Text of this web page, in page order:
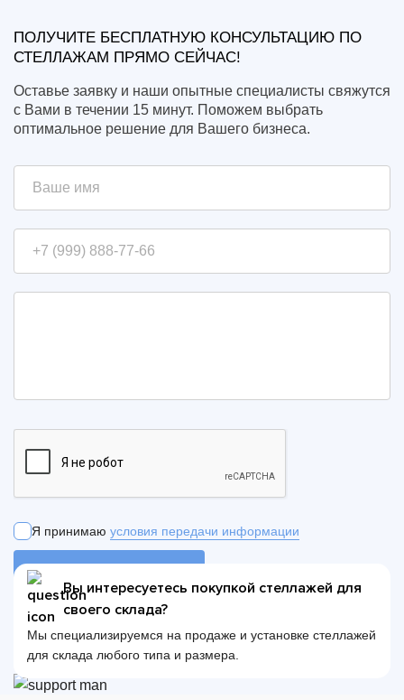
ПОЛУЧИТЕ БЕСПЛАТНУЮ КОНСУЛЬТАЦИЮ ПО
СТЕЛЛАЖАМ ПРЯМО СЕЙЧАС!
Оставье заявку и наши опытные специалисты свяжутся
с Вами в течении 15 минут. Поможем выбрать
оптимальное решение для Вашего бизнеса.
Я принимаю условия передачи информации
ОТПРАВИТЬ ЗАЯВКУ
Вы интересуетесь покупкой стеллажей для
своего склада?
Мы специализируемся на продаже и установке стеллажей
для склада любого типа и размера.